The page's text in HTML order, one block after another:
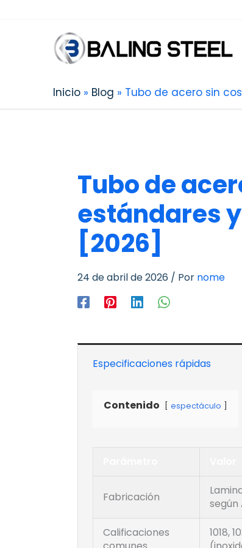
Inicio Blog Tubo de acero sin
Tubo de
estándares
[2026]
24 de abril de 2026 / Por nome
Especificaciones rápidas
Contenido espectáculo
Fabricación
según
Calificaciones
1018,